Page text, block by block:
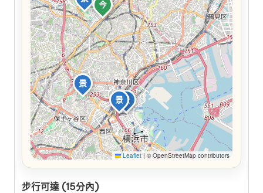
今
景
景
景
景
Leaflet |© OpenStreetMap contributors
步行可達 (15分內)